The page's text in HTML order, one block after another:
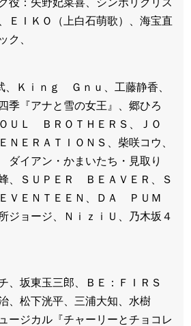
ＥＩＫＯ（上白石萌歌）、海宝直
ク、
、Ｋｉｎｇ Ｇｎｕ、工藤静香、
季『アナと雪の女王』、郷ひろ
Ｌ ＢＲＯＴＨＥＲＳ、ＪＯ
ＮＥＲＡＴＩＯＮＳ、柴咲コウ、
イアン・かまいたち・見取り
、ＳＵＰＥＲ ＢＥＡＶＥＲ、Ｓ
ＶＥＮＴＥＥＮ、ＤＡ ＰＵＭ
ジョージ、ＮｉｚｉＵ、乃木坂４
、坂東玉三郎、ＢＥ：ＦＩＲＳ
、松下洸平、三浦大知、水樹
ージカル『チャーリーとチョコレ